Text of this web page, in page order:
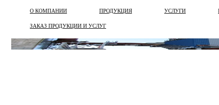
О КОМПАНИИ ПРОДУКЦИЯ УСЛУГИ
ЗАКАЗ ПРОДУКЦИИ И УСЛУГ